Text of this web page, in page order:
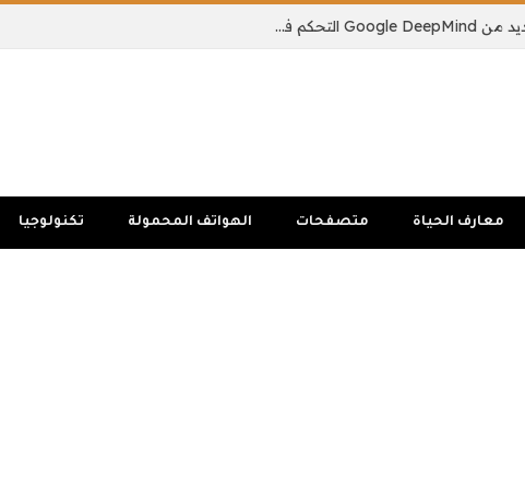
يمكن لنموذج الذكاء الاصطناعي الجديد من Google DeepMind التحكم في جسم الروبوت بالكامل
معارف الحياة متصفحات الهواتف المحمولة تكنولوجيا